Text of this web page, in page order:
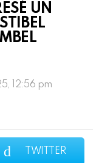
UN
12:56 pm
TWITTER